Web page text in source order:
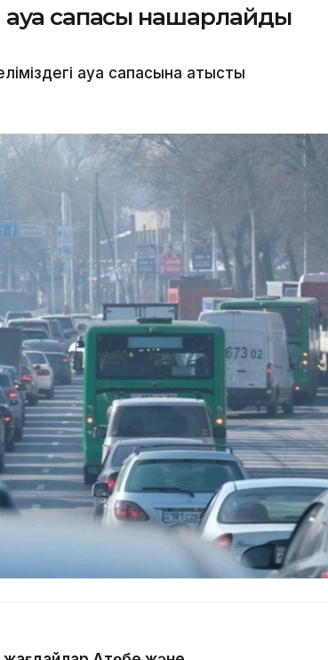
ауа сапасы нашарлайды
ауа сапасына қатысты